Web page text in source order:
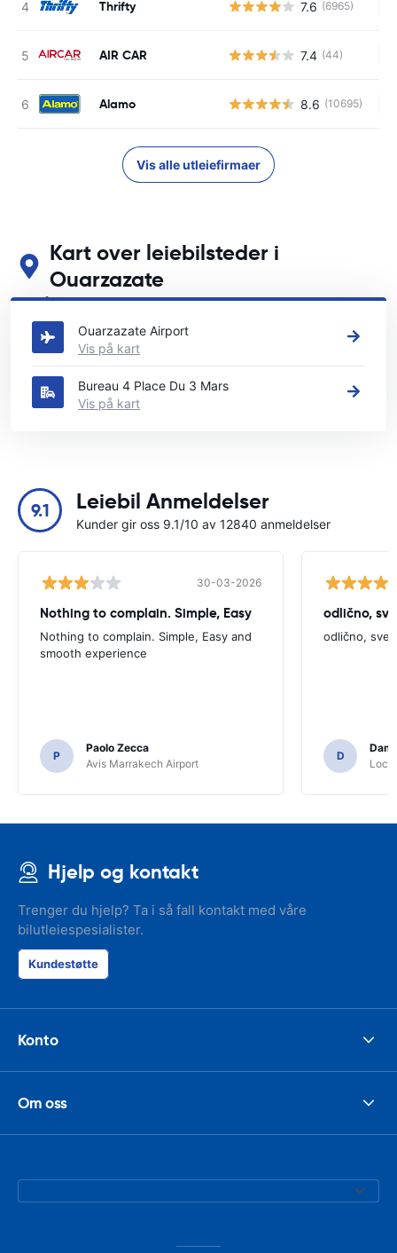
Thrifty 7.6 (6965)
AIR CAR 7.4 (44)
Alamo 8.6 (10695)
Vis alle utleiefirmaer
Kart over leiebilsteder i
Ouarzazate
Se våre viktigste bilutleiesteder i Ouarzazate
Ouarzazate Airport
Vis på kart
Bureau 4 Place Du 3 Mars
Vis på kart
9.1 Leiebil Anmeldelser
Kunder gir oss 9.1/10 av 12840 anmeldelser
30-03-2026
Nothing to complain. Simple, Easy
Nothing to complain. Simple, Easy and
smooth experience
P
Paolo Zecca
Avis Marrakech Airport
odlično,
odlično, sve
D
Hjelp og kontakt
Trenger du hjelp? Ta i så fall kontakt med våre
bilutleiespesialister.
Kundestøtte
Konto
Om oss